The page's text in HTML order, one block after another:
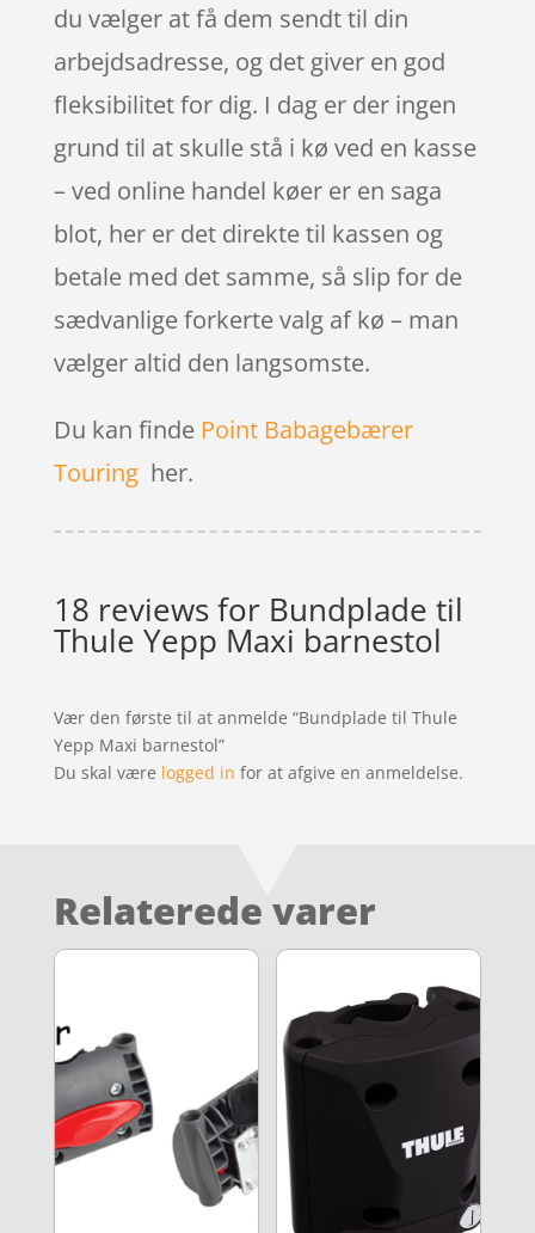
du vælger at få dem sendt til din
arbejdsadresse, og det giver en god
fleksibilitet for dig. I dag er der ingen
grund til at skulle stå i kø ved en kasse
– ved online handel køer er en saga
blot, her er det direkte til kassen og
betale med det samme, så slip for de
sædvanlige forkerte valg af kø – man
vælger altid den langsomste.
Du kan finde Point Babagebærer
Touringher.
18 reviews for Bundplade til
Thule Yepp Maxi barnestol
Vær den første til at anmelde “Bundplade til Thule
Yepp Maxi barnestol”
Du skal være logged in for at afgive en anmeldelse.
Relaterede varer